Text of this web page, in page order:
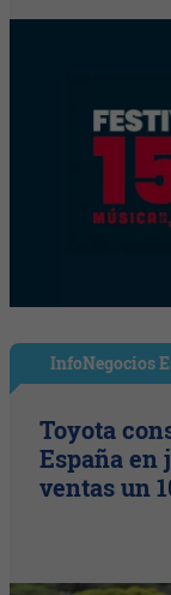
InfoNegocios
Toyota
España en
ventas un